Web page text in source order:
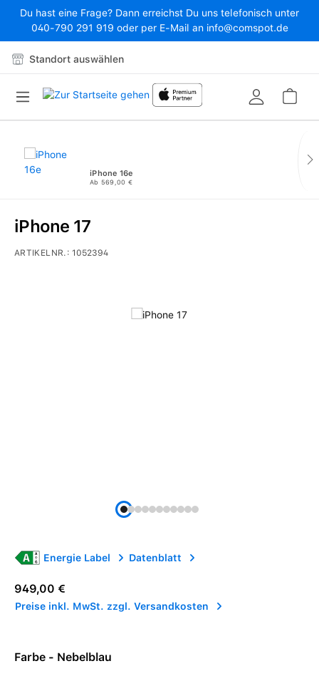
Zum Hauptinhalt springen
Du hast eine Frage? Dann erreichst Du uns telefonisch unter
040-790 291 919 oder per E-Mail an info@comspot.de
Standort auswählen
iPhone 16e
Ab 569,00 €
Energie Label Datenblatt
iPhone 17
ARTIKELNR.:1052394
Regulärer Preis:
949,00 €
Preise inkl. MwSt. zzgl. Versandkosten
Farbe - Nebelblau